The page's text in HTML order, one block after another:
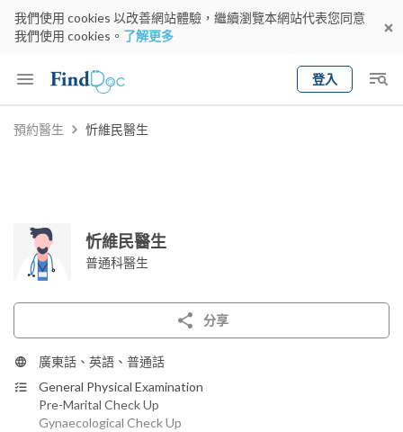
我們使用 cookies 以改善網站體驗，繼續瀏覽本網站代表您同意
我們使用 cookies。 了解更多
登入
Keyword
預約醫生 忻維民醫生
忻維民醫生
普通科醫生
分享
廣東話、英語、普通話
General Physical Examination
Pre-Marital Check Up
Gynaecological Check Up